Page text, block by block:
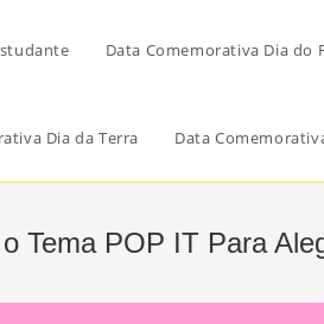
Data Comemorativa Dia do
Dia da Terra Data
Tema POP IT Para